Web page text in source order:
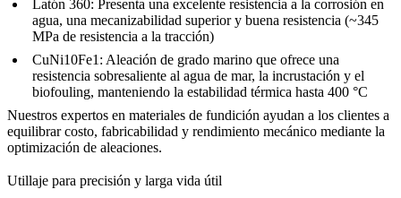
Latón 360: Presenta una excelente resistencia a la corrosión en
agua, una mecanizabilidad superior y buena resistencia (~345
MPa de resistencia a la tracción)
CuNi10Fe1 : Aleación de grado marino que ofrece una
resistencia sobresaliente al agua de mar, la incrustación y el
biofouling, manteniendo la estabilidad térmica hasta 400 °C
Nuestros expertos en materiales de fundición ayudan a los clientes a
equilibrar costo, fabricabilidad y rendimiento mecánico mediante la
optimización de aleaciones.
Utillaje para precisión y larga vida útil